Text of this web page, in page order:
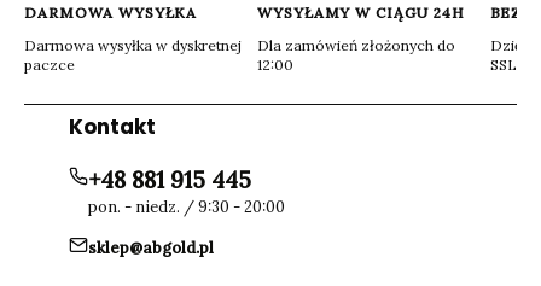
DARMOWA WYSYŁKA
Darmowa wysyłka w dyskretnej
paczce
WYSYŁAMY W CIĄGU 24H
Dla zamówień złożonych do
12:00
Dzięki
SSL
Kontakt
+48 881 915 445
pon. - niedz. / 9:30 - 20:00
sklep@abgold.pl